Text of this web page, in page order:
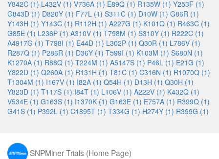
Y842C (1) L432V (1) V736A (1) E89Q (1) R135W (1) Y253F (1)
G843D (1) D820Y (1) F77L (1) S311C (1) D10W (1) G86R (1)
Y143H (1) Y143C (1) R112H (1) A227G (1) K101Q (1) R463C (1)
G85E (1) L236P (1) A310V (1) T798M (1) S310Y (1) R222C (1)
A4917G (1) T798I (1) E44D (1) L302P (1) Q30R (1) L786V (1)
R287Q (1) P286R (1) D36Y (1) T599I (1) K103M (1) S680N (1)
K1270A (1) R88Q (1) T224M (1) A5147S (1) P46L (1) E21G (1)
Y822D (1) Q260A (1) R131H (1) T81C (1) C316N (1) R1070Q (1)
T1304M (1) I167V (1) I82A (1) Q54H (1) D13H (1) Q30H (1)
Y823D (1) T117S (1) I84T (1) L106V (1) A222V (1) K432Q (1)
V534E (1) G163S (1) I1370K (1) G163E (1) E757A (1) R399Q (1)
G41S (1) P392L (1) C1895T (1) T334G (1) H274Y (1) R399G (1)
SNPMiner Trials (Home Page)